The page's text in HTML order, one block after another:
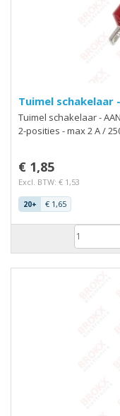
Tuimel schakelaar
Tuimel schakelaar -
2-posities - max 2 A /
€ 1,85
Excl. BTW: € 1,53
20+ € 1,65